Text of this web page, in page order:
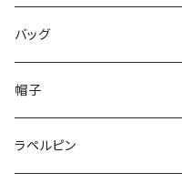
50/XL～
48/L
50/XL～
46/M
48/L
50/XL～
～25.5cm
26cm～
27cm～
バッグ
帽子
ラペルピン